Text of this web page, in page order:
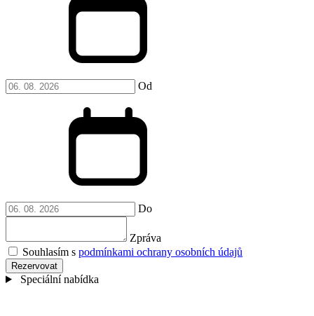
Od
Do
Zpráva
Souhlasím s podmínkami ochrany osobních údajů
Rezervovat
Speciální nabídka